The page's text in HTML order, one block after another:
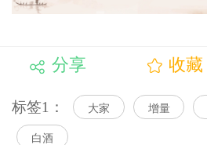
分享 收藏
标签1： 大家 增量
白酒